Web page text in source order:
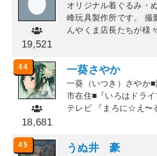
19,521
オリジナル着ぐるみ・
峰玩具製作所です。 撮
んやくま店長たちが様
44
18,681
一葵さやか
一葵（いつき）さやか
市在住■『いろはドラ
テレビ 『まろに☆え〜
45 うぬ井 豪